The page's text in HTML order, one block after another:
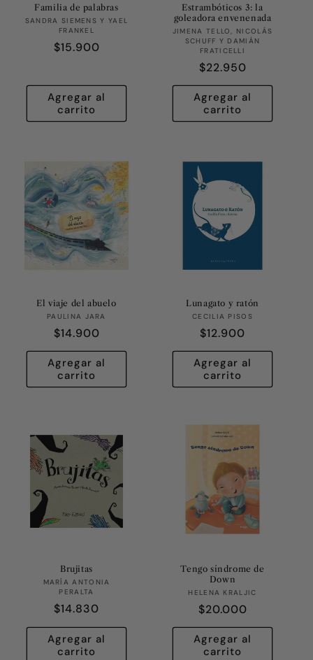
Familia de palabras
Proveedor:
SANDRA SIEMENS Y YAEL
FRANKEL
Precio
$15.900
Agregar al
carrito
Estrambóticos 3: la
goleadora envenenada
Proveedor:
JIMENA TELLO, NICOLÁS
SCHUFF Y DAMIÁN
FRATICELLI
Precio
habitual
$22.950
Agregar al
carrito
El viaje del abuelo
Proveedor:
PAULINA JARA
Precio
habitual
$14.900
Agregar al
carrito
Lunagato y ratón
Proveedor:
CECILIA PISOS
Precio
habitual
$12.900
Agregar al
carrito
Brujitas
Proveedor:
MARÍA ANTONIA
PERALTA
Precio
habitual
$14.830
Agregar al
carrito
Tengo síndrome de
Down
Proveedor:
HELENA KRALJIC
Precio
habitual
$20.000
Agregar al
carrito